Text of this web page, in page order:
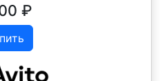
₽